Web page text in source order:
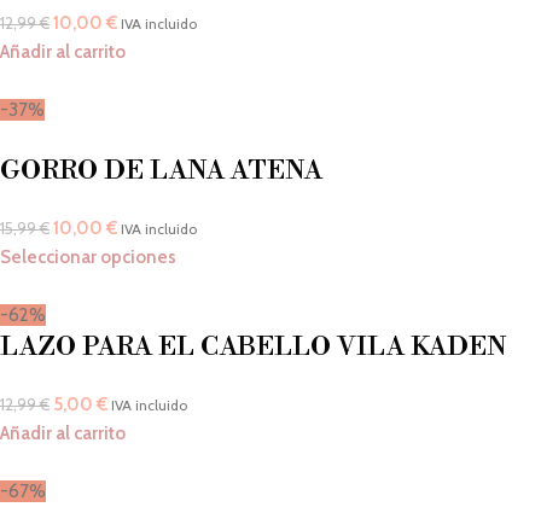
12,99€10,00 € IVA incluido
Añadir al carrito
-37%
GORRO DE LANA ATENA
15,99€10,00 € IVA incluido
Seleccionar opciones
-62%
LAZO PARA EL CABELLO VILA KADEN
12,99€ 5,00 € IVA incluido
Añadir al carrito
-67%